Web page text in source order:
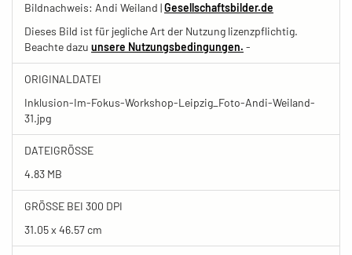
Bildnachweis: Andi Weiland |Gesellschaftsbilder.de
Dieses Bild ist für jegliche Art der Nutzung lizenzpflichtig.
Beachte dazu unsere Nutzungsbedingungen. -
ORIGINALDATEI
Inklusion-Im-Fokus-Workshop-Leipzig_Foto-Andi-Weiland-
31.jpg
DATEIGRÖSSE
4.83 MB
GRÖSSE BEI 300 DPI
31.05 x 46.57 cm